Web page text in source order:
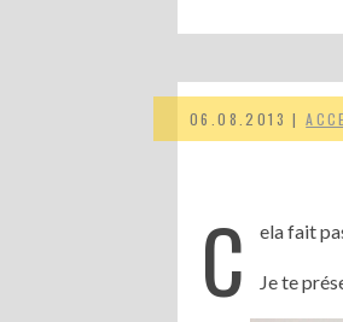
06.08.2013 |
C ela fait
Je te